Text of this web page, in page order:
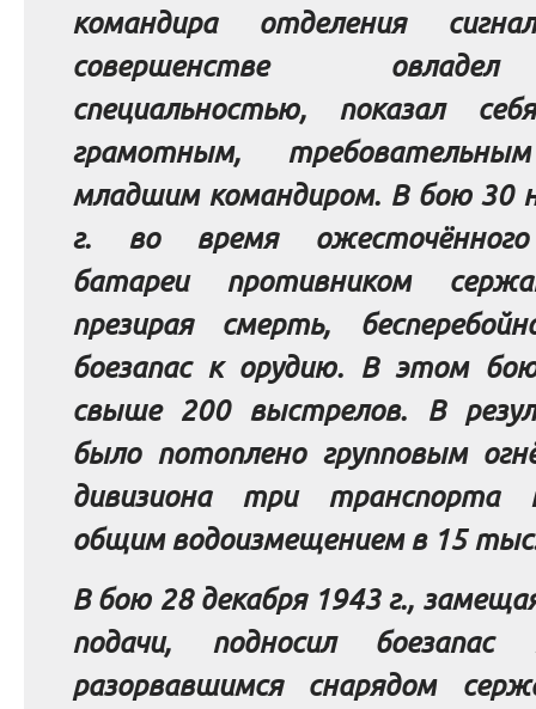
командира отделения
совершенстве
специальностью, показал
грамотным,
младшим командиром. В бою 30
г. во время
батареи противником
презирая смерть,
боезапас к орудию. В этом
свыше 200 выстрелов. В
было потоплено групповым
дивизиона три транспорта
общим водоизмещением в 15
В бою 28 декабря 1943 г.,
подачи, подносил
разорвавшимся снарядом